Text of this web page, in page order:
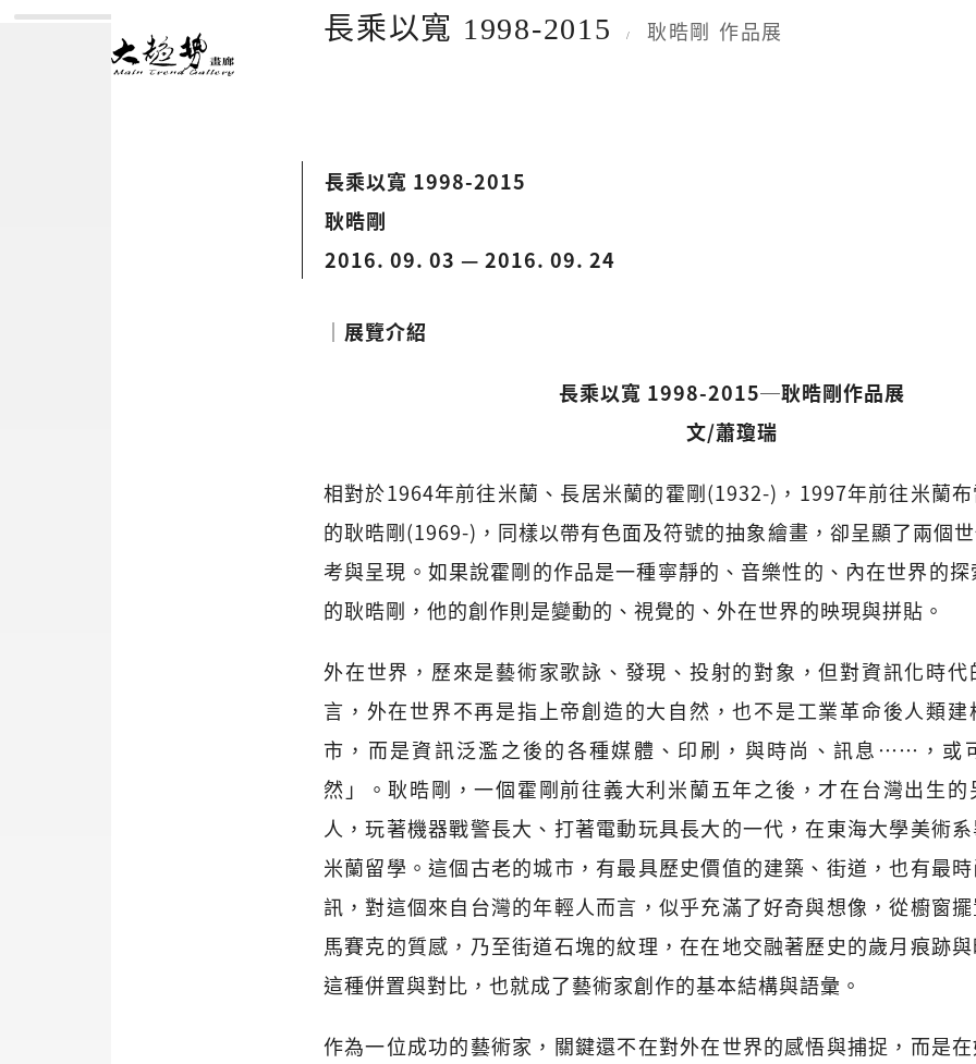
長乘以寬 1998-2015 / 耿晧剛 作品展
長乘以寬 1998-2015
耿晧剛
2016. 09. 03 — 2016. 09. 24
│展覽介紹
長乘以寬 1998-2015─耿晧剛作品展
文/蕭瓊瑞
相對於1964年前往米蘭、長居米蘭的霍剛(1932-)，1997年前往米蘭
的耿晧剛(1969-)，同樣以帶有色面及符號的抽象繪畫，卻呈顯了兩個
考與呈現。如果說霍剛的作品是一種寧靜的、音樂性的、內在世界的
的耿晧剛，他的創作則是變動的、視覺的、外在世界的映現與拼貼。
外在世界，歷來是藝術家歌詠、發現、投射的對象，但對資訊化時
言，外在世界不再是指上帝創造的大自然，也不是工業革命後人類
市，而是資訊泛濫之後的各種媒體、印刷，與時尚、訊息……，或
然」。耿晧剛，一個霍剛前往義大利米蘭五年之後，才在台灣出生
人，玩著機器戰警長大、打著電動玩具長大的一代，在東海大學美術
米蘭留學。這個古老的城市，有最具歷史價值的建築、街道，也有最
訊，對這個來自台灣的年輕人而言，似乎充滿了好奇與想像，從櫥窗
馬賽克的質感，乃至街道石塊的紋理，在在地交融著歷史的歲月痕跡
這種併置與對比，也就成了藝術家創作的基本結構與語彙。
作為一位成功的藝術家，關鍵還不在對外在世界的感悟與捕捉，而是